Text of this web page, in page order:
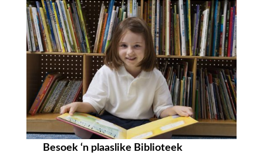
Besoek ‘n plaaslike Biblioteek